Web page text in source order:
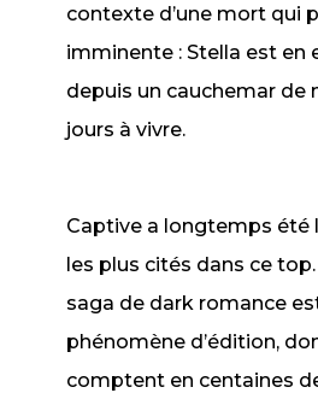
contexte d’une mort qui
imminente : Stella est en
depuis un cauchemar de
jours à vivre.
Captive a longtemps été
les plus cités dans ce
saga de dark romance
phénomène d’édition,
comptent en centaines